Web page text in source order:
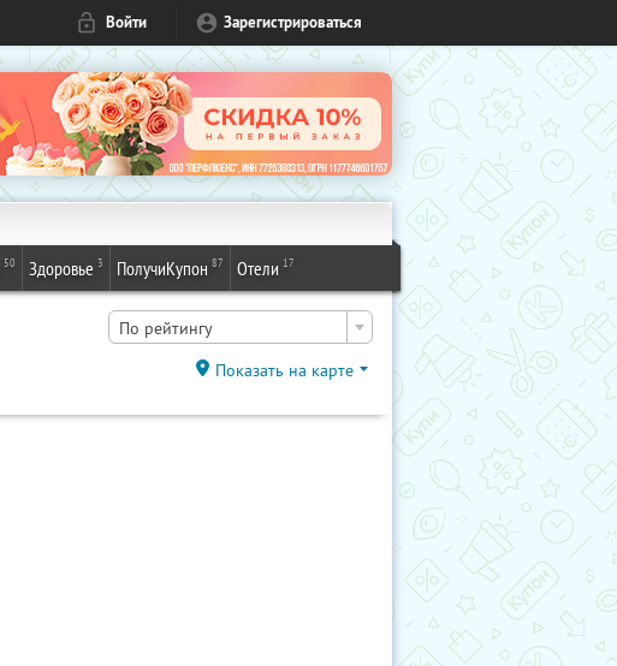
Войти Зарегистрироваться
50 Здоровье 3 ПолучиКупон 87 Отели 17
По рейтингу
Показать на карте